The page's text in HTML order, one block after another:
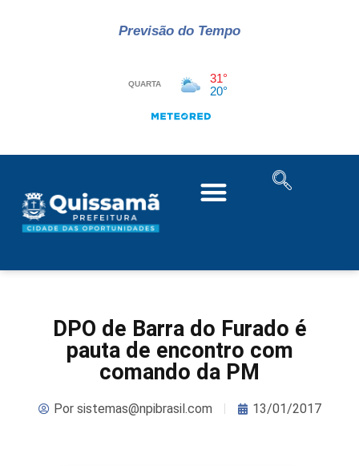
Previsão do Tempo
DPO de Barra do Furado é
pauta de encontro com
comando da PM
Porsistemas@npibrasil.com 13/01/2017